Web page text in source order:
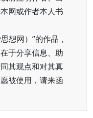
网或作者本人书
想网）”的作品，
于分享信息、助
其观点和对其真
被使用，请来函